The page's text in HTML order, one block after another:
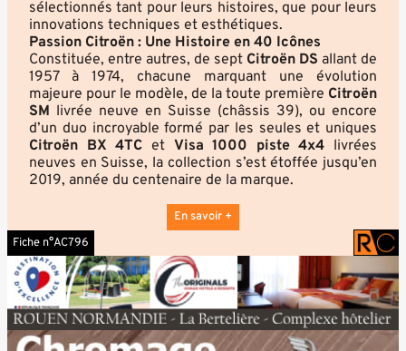
sélectionnés tant pour leurs histoires, que pour leurs
innovations techniques et esthétiques.
Passion Citroën : Une Histoire en 40 Icônes
Constituée, entre autres, de sept Citroën DS allant de
1957 à 1974, chacune marquant une évolution
majeure pour le modèle, de la toute première Citroën
SM livrée neuve en Suisse (châssis 39), ou encore
d’un duo incroyable formé par les seules et uniques
Citroën BX 4TC et Visa 1000 piste 4x4 livrées
neuves en Suisse, la collection s’est étoffée jusqu’en
2019, année du centenaire de la marque.
En savoir +
Fiche n°AC796